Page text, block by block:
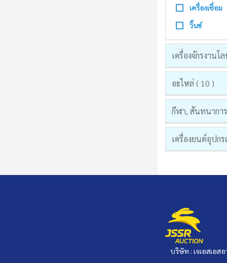
เครื่องเชื่อม
วิ๊นซ์
เครื่องจักรงานโ
อะไหล่ ( 10 )
กีฬา, สันทนากา
เครื่องยนต์อุปก
บริษัท : เจเอสเอส